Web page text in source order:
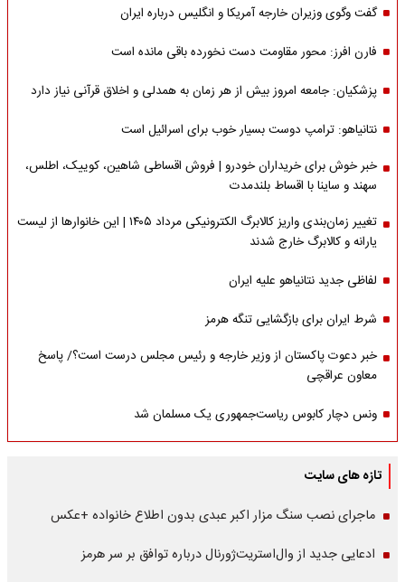
گفت وگوی وزیران خارجه آمریکا و انگلیس درباره ایران
فارن افرز: محور مقاومت دست نخورده باقی مانده است
پزشکیان: جامعه امروز بیش از هر زمان به همدلی و اخلاق قرآنی نیاز دارد
نتانیاهو: ترامپ دوست بسیار خوب برای اسرائیل است
خبر خوش برای خریداران خودرو | فروش اقساطی شاهین، کوییک، اطلس،
سهند و ساینا با اقساط بلندمدت
تغییر زمان‌بندی واریز کالابرگ الکترونیکی مرداد ۱۴۰۵ | این خانوارها از لیست
یارانه و کالابرگ خارج شدند
لفاظی جدید نتانیاهو علیه ایران
شرط ایران برای بازگشایی تنگه هرمز
خبر دعوت پاکستان از وزیر خارجه و رئیس مجلس درست است؟/ پاسخ
معاون عراقچی
ونس دچار کابوس ریاست‌جمهوری یک مسلمان شد
تازه های سایت
ماجرای نصب سنگ مزار اکبر عبدی بدون اطلاع خانواده +عکس
ادعایی جدید از وال‌استریت‌ژورنال درباره توافق بر سر هرمز